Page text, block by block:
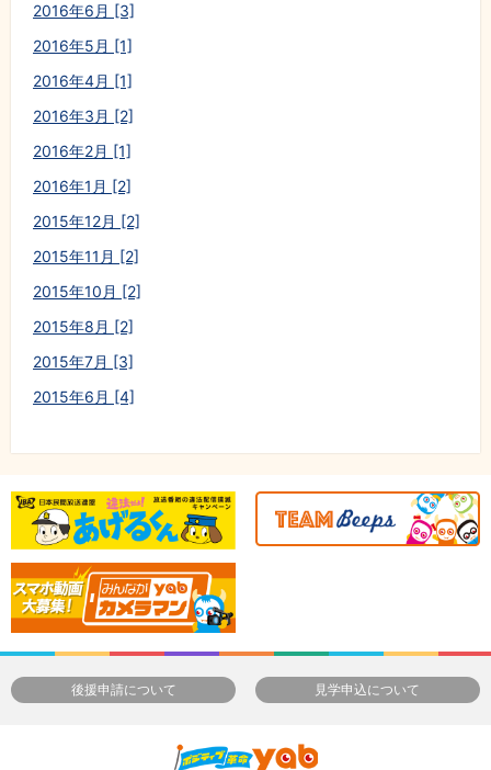
2016年6月 [3]
2016年5月 [1]
2016年4月 [1]
2016年3月 [2]
2016年2月 [1]
2016年1月 [2]
2015年12月 [2]
2015年11月 [2]
2015年10月 [2]
2015年8月 [2]
2015年7月 [3]
2015年6月 [4]
後援申請について 見学申込について